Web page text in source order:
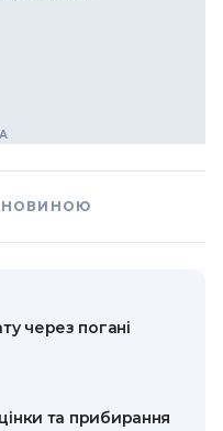
НОВИНОЮ
через погані
та прибирання